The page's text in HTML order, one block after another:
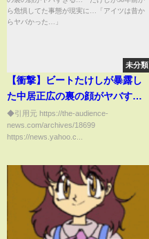
未分類
【衝撃】ビートたけしが暴露し
た中居正広の裏の顔がヤバすぎ
る… たけしが30年前から危惧
してた事態が現実に…「アイツ
は昔からヤバかった…」
◆引用元 https://the-audience-
news.com/archives/18699
https://news.yahoo.c...